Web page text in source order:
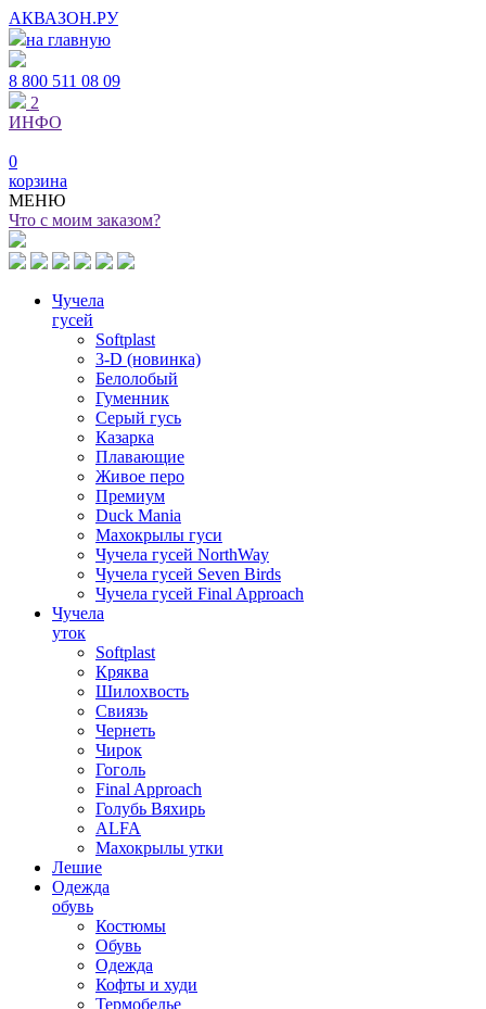
АКВАЗОН.РУ
на главную
8 800 511 08 09
2
ИНФО
0
корзина
МЕНЮ
Что с моим заказом?
Чучела
гусей
Softplast
3-D (новинка)
Белолобый
Гуменник
Серый гусь
Казарка
Плавающие
Живое перо
Премиум
Duck Mania
Махокрылы гуси
Чучела гусей NorthWay
Чучела гусей Seven Birds
Чучела гусей Final Approach
Чучела
уток
Softplast
Кряква
Шилохвость
Свиязь
Чернеть
Чирок
Гоголь
Final Approach
Голубь Вяхирь
ALFA
Махокрылы утки
Лешие
Одежда
обувь
Костюмы
Обувь
Одежда
Кофты и худи
Термобелье